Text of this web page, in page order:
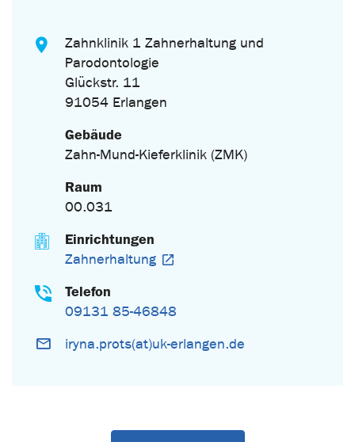
Zahnklinik 1 Zahnerhaltung und
Parodontologie
Glückstr. 11
91054 Erlangen
Gebäude
Zahn-Mund-Kieferklinik (ZMK)
Raum
00.031
Einrichtungen
Zahnerhaltung
Telefon
09131 85-46848
iryna.prots(at)uk-erlangen.de